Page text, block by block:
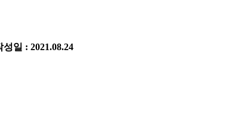
성일 : 2021.08.24